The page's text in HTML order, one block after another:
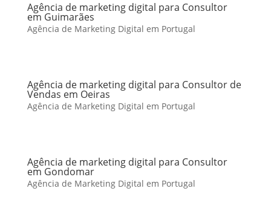
Agência de marketing digital para Consultor
em Guimarães
Agência de Marketing Digital em Portugal
Agência de marketing digital para Consultor de
Vendas em Oeiras
Agência de Marketing Digital em Portugal
Agência de marketing digital para Consultor
em Gondomar
Agência de Marketing Digital em Portugal